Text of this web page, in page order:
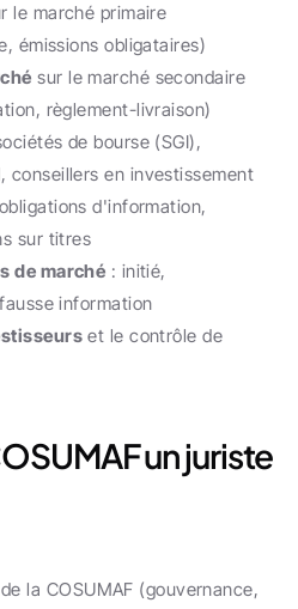
le marché primaire
émissions obligataires)
sur le marché secondaire
règlement-livraison)
de bourse (SGI),
conseillers en investissement
d'information,
sur titres
de marché : initié,
information
et le contrôle de
un juriste
de la COSUMAF (gouvernance,